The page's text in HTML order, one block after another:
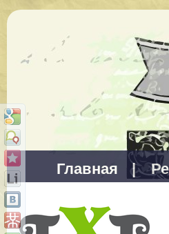
Главная |